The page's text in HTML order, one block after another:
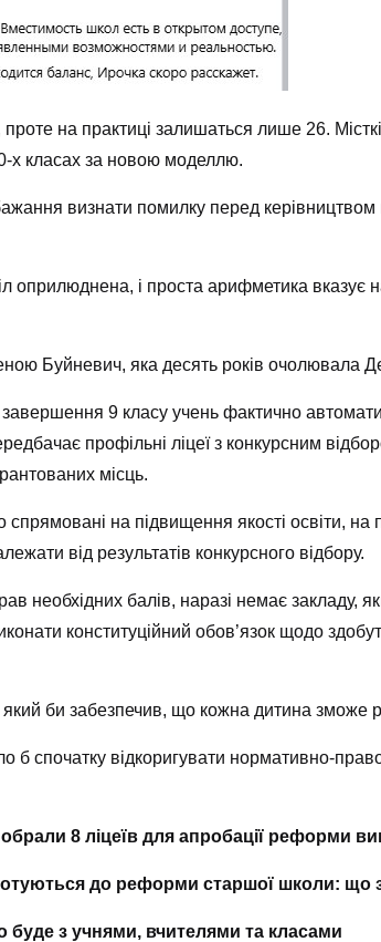
на практиці залишаться лише 26.
х класах за новою моделлю.
визнати помилку перед керівництвом
оприлюднена, і проста арифметика
Буйневич, яка десять років очолювала
9 класу учень фактично
профільні ліцеї з конкурсним
місць.
на підвищення якості освіти, на
від результатів конкурсного відбору.
необхідних балів, наразі немає закладу,
конституційний обов’язок щодо
який би забезпечив, що кожна дитина
б спочатку відкоригувати нормативно-
8 ліцеїв для апробації реформи
до реформи старшої школи: що
з учнями, вчителями та класами